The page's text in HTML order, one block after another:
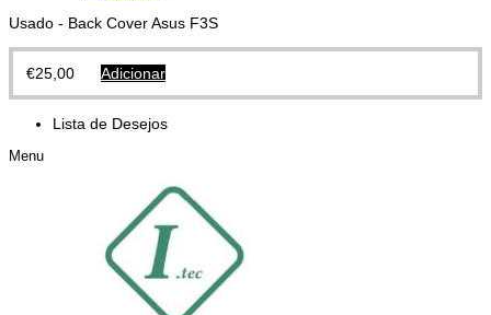
Usado - Back Cover Asus F3S
€25,00 Adicionar
Lista de Desejos
Menu